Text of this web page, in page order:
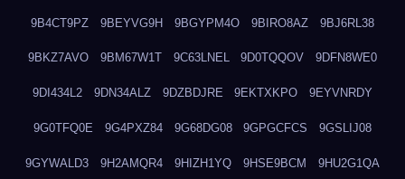
9B4CT9PZ 9BEYVG9H 9BGYPM4O 9BIRO8AZ 9BJ6RL38
9BKZ7AVO 9BM67W1T 9C63LNEL 9D0TQQOV 9DFN8WE0
9DI434L2 9DN34ALZ 9DZBDJRE 9EKTXKPO 9EYVNRDY
9G0TFQ0E 9G4PXZ84 9G68DG08 9GPGCFCS 9GSLIJ08
9GYWALD3 9H2AMQR4 9HIZH1YQ 9HSE9BCM 9HU2G1QA